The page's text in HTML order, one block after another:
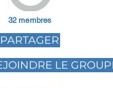
32 membres
PARTAGER
LE GROUPE